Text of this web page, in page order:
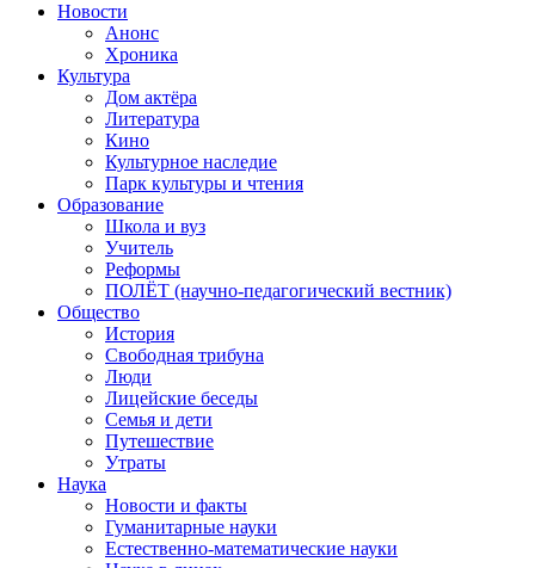
Новости
Анонс
Хроника
Культура
Дом актёра
Литература
Кино
Культурное наследие
Парк культуры и чтения
Образование
Школа и вуз
Учитель
Реформы
ПОЛЁТ (научно-педагогический вестник)
Общество
История
Свободная трибуна
Люди
Лицейские беседы
Семья и дети
Путешествие
Утраты
Наука
Новости и факты
Гуманитарные науки
Естественно-математические науки